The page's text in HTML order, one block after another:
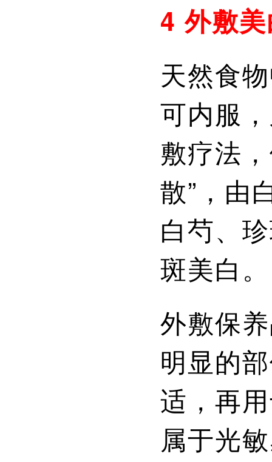
4 外敷
天然食
可内服
敷疗法
散”，由
白芍、
斑美白。
外敷保
明显的
适，再
属于光